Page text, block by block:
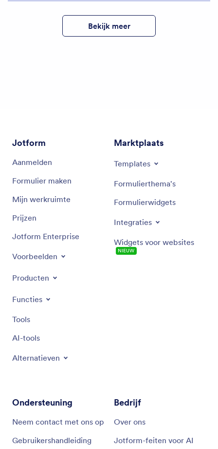
Bekijk meer
Jotform
Aanmelden
Formulier maken
Mijn werkruimte
Prijzen
Jotform Enterprise
Voorbeelden
Producten
Functies
Tools
AI-tools
Alternatieven
Marktplaats
Templates
Formulierthema's
Formulierwidgets
Integraties
Widgets voor websites
NIEUW
Ondersteuning
Neem contact met ons op
Gebruikershandleiding
Bedrijf
Over ons
Jotform-feiten voor AI